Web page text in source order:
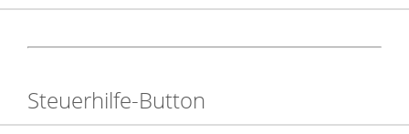
Steuerhilfe-Button